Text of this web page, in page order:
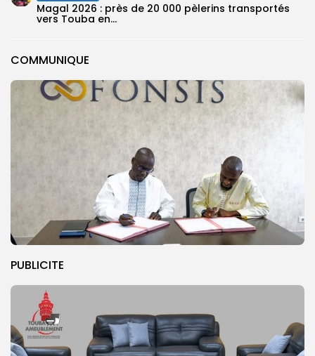
COMMUNIQUE
PUBLICITE
Magal 2026 : près de 20 000 pèlerins transportés
vers Touba en...